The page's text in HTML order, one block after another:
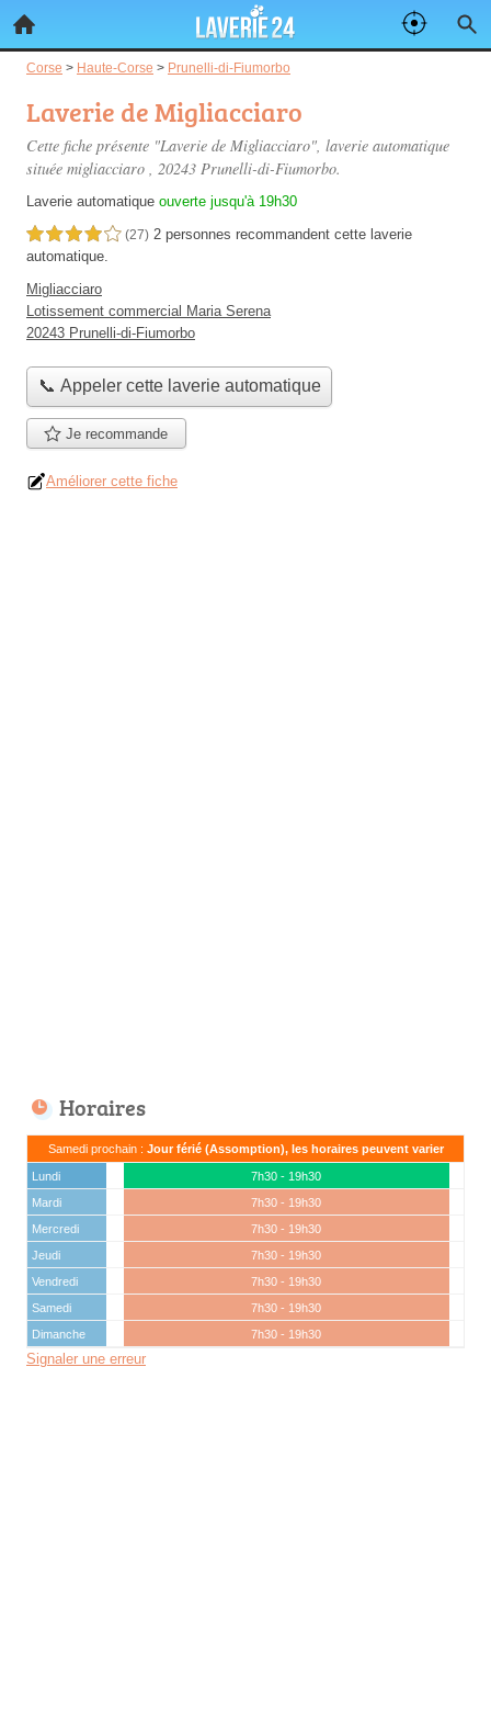
Corse > Haute-Corse > Prunelli-di-Fiumorbo
Laverie de Migliacciaro
Cette fiche présente "Laverie de Migliacciaro", laverie automatique
située migliacciaro , 20243 Prunelli-di-Fiumorbo.
Laverie automatique ouverte jusqu'à 19h30
4,0 étoiles sur 5 (27) 2 personnes recommandent cette laverie
automatique.
Migliacciaro
Lotissement commercial Maria Serena
20243 Prunelli-di-Fiumorbo
📞 Appeler cette laverie automatique
Je recommande
Améliorer cette fiche
Horaires
Samedi prochain : Jour férié (Assomption), les horaires peuvent varier
Lundi
7h30 - 19h30
Mardi
7h30 - 19h30
Mercredi
7h30 - 19h30
Jeudi
7h30 - 19h30
Vendredi
7h30 - 19h30
Samedi
7h30 - 19h30
Dimanche
7h30 - 19h30
Signaler une erreur